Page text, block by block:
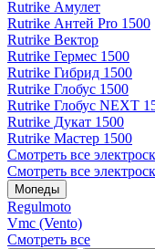
Rutrike Амулет
Rutrike Антей Pro 1500
Rutrike Вектор
Rutrike Гермес 1500
Rutrike Гибрид 1500
Rutrike Глобус 1500
Rutrike Глобус NEXT
Rutrike Дукат 1500
Rutrike Мастер 1500
Смотреть все
Смотреть все
Мопеды
Regulmoto
Vmc (Vento)
Смотреть все